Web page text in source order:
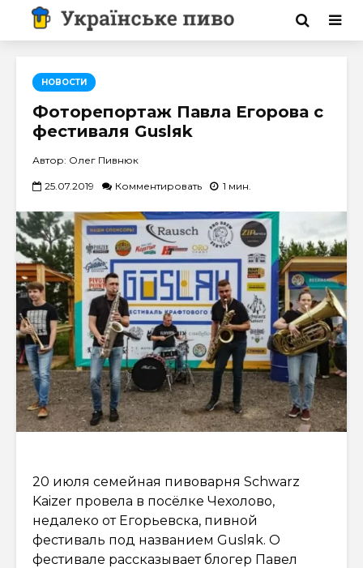
НОВОСТИ
Фоторепортаж Павла Егорова с
фестиваля Guslяk
Автор: Олег Пивнюк
25.07.2019 Комментировать 1 мин.
20 июля семейная пивоварня Schwarz
Kaizer провела в посёлке Чехолово,
недалеко от Егорьевска, пивной
фестиваль под названием Guslяk. О
фестивале рассказывает блогер Павел